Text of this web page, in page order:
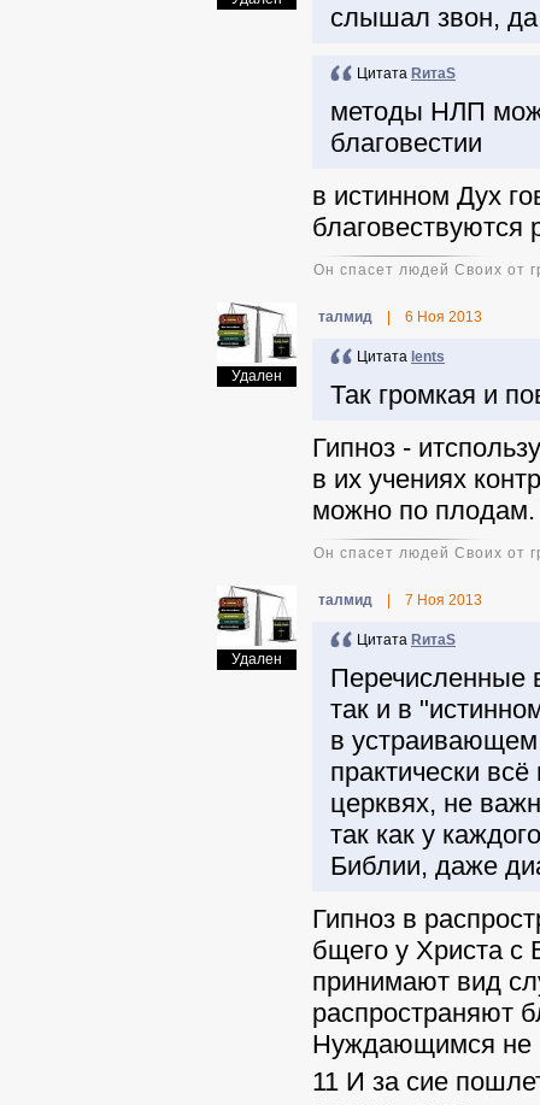
слышал звон,
Цитата RитаS
методы НЛП
благовестии
в истинном Дух
благовествуются
Он спасет людей Своих от
Удален
талмид 6 Ноя 2013
Цитата lents
Так громкая и
Гипноз -
в их учениях
можно по плодам.
Он спасет людей Своих от
Удален
талмид 7 Ноя 2013
Цитата RитаS
Перечисленные
так и в
в устраивающем
практически
церквях, не
так как у
Библии, даже
Гипноз в
бщего у Христа с
принимают вид
распространяют
Нуждающимся не
11 И за сие